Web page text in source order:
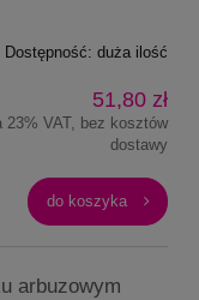
Dostępność: duża ilość
51,80 zł
23% VAT, bez kosztów
dostawy
do koszyka
arbuzowym